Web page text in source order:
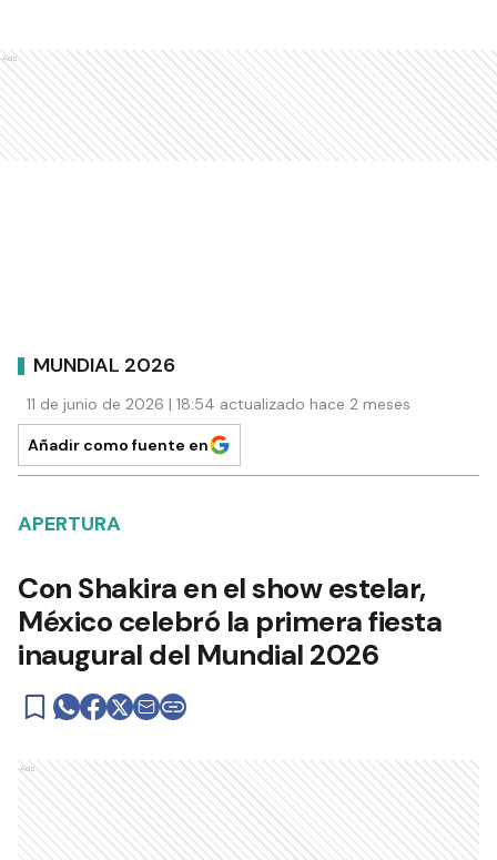
Ads
MUNDIAL 2026
11 de junio de 2026 | 18:54 actualizado hace 2 meses
Añadir como fuente en
APERTURA
Con Shakira en el show estelar,
México celebró la primera fiesta
inaugural del Mundial 2026
Ads